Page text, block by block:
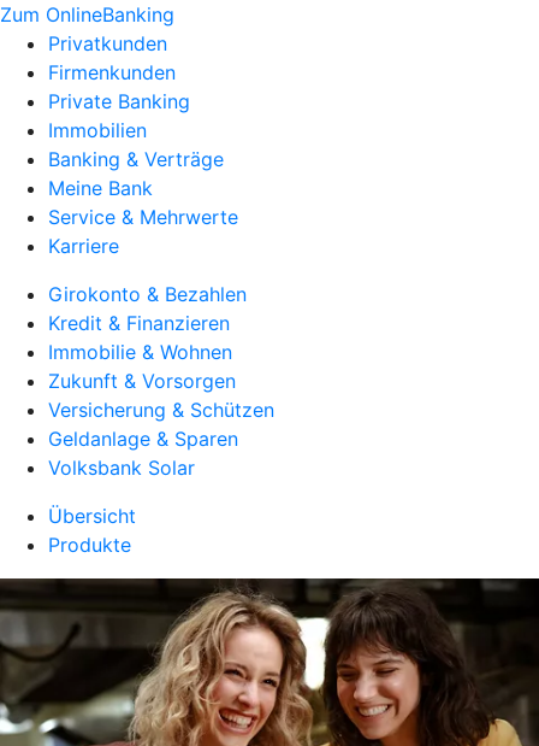
Zum OnlineBanking
Privatkunden
Firmenkunden
Private Banking
Immobilien
Banking & Verträge
Meine Bank
Service & Mehrwerte
Karriere
Girokonto & Bezahlen
Kredit & Finanzieren
Immobilie & Wohnen
Zukunft & Vorsorgen
Versicherung & Schützen
Geldanlage & Sparen
Volksbank Solar
Übersicht
Produkte